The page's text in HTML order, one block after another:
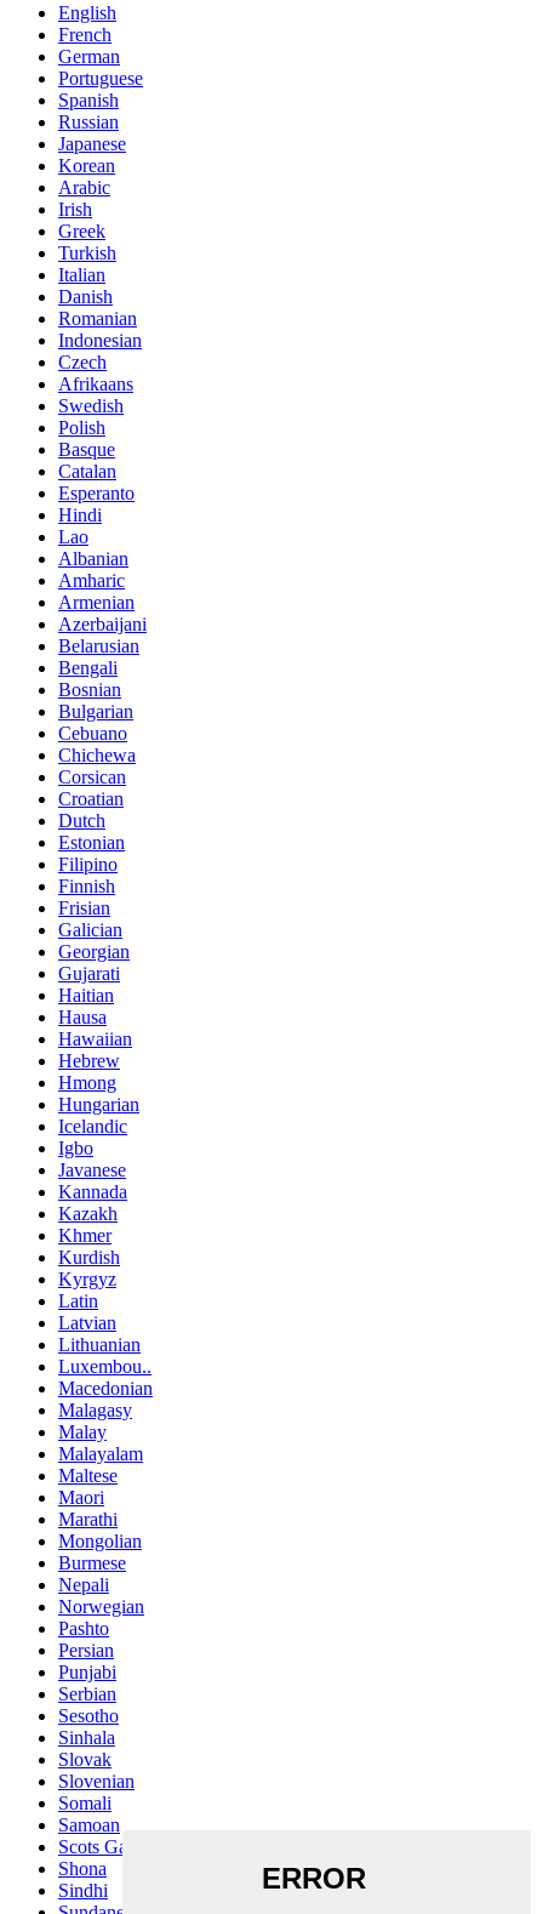
English
French
German
Portuguese
Spanish
Russian
Japanese
Korean
Arabic
Irish
Greek
Turkish
Italian
Danish
Romanian
Indonesian
Czech
Afrikaans
Swedish
Polish
Basque
Catalan
Esperanto
Hindi
Lao
Albanian
Amharic
Armenian
Azerbaijani
Belarusian
Bengali
Bosnian
Bulgarian
Cebuano
Chichewa
Corsican
Croatian
Dutch
Estonian
Filipino
Finnish
Frisian
Galician
Georgian
Gujarati
Haitian
Hausa
Hawaiian
Hebrew
Hmong
Hungarian
Icelandic
Igbo
Javanese
Kannada
Kazakh
Khmer
Kurdish
Kyrgyz
Latin
Latvian
Lithuanian
Luxembou..
Macedonian
Malagasy
Malay
Malayalam
Maltese
Maori
Marathi
Mongolian
Burmese
Nepali
Norwegian
Pashto
Persian
Punjabi
Serbian
Sesotho
Sinhala
Slovak
Slovenian
Somali
Samoan
Scots Gaelic
Shona
Sindhi